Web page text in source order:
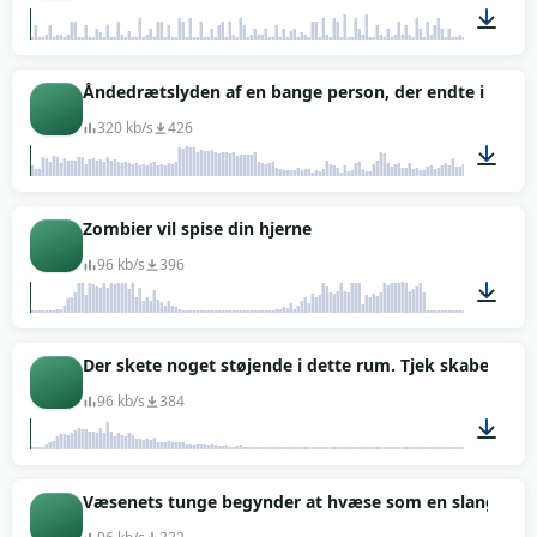
02:05
Åndedrætslyden af en bange person, der endte i et
320 kb/s 426
Zombier vil spise din hjerne
96 kb/s 396
00:05
Der skete noget støjende i dette rum. Tjek skabet,
96 kb/s 384
00:11
Væsenets tunge begynder at hvæse som en slange